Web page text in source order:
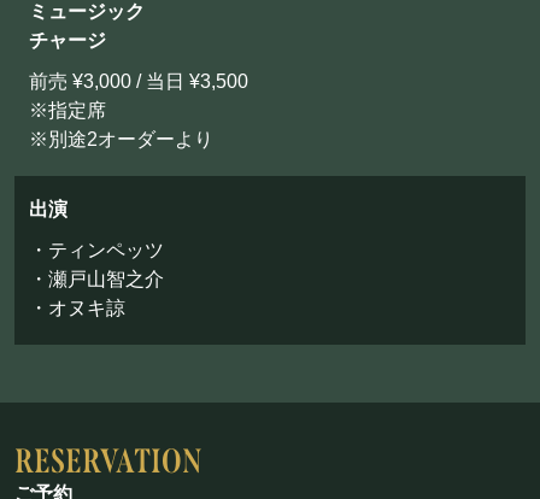
ミュージック
チャージ
前売 ¥3,000 / 当日 ¥3,500
※指定席
※別途2オーダーより
出演
・ティンペッツ
・瀬戸山智之介
・オヌキ諒
ご予約